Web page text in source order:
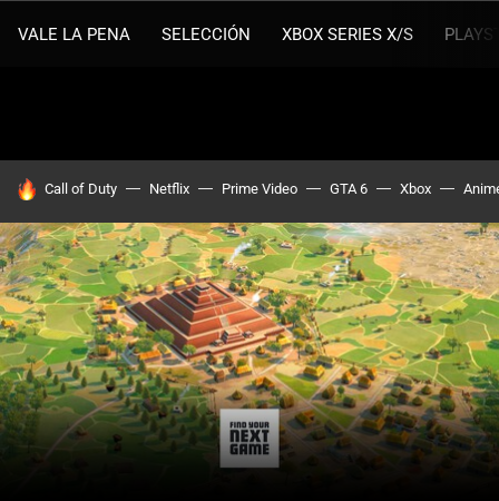
VALE LA PENA SELECCIÓN XBOX SERIES X/S
HOY SE HABLA DE
Call of Duty Netflix Prime Video GTA 6 Xbox